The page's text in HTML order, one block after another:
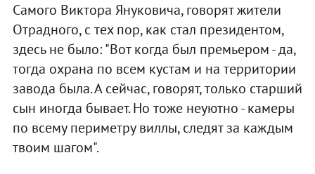
Самого Виктора Януковича, говорят жители
Отрадного, с тех пор, как стал президентом,
здесь не было: "Вот когда был премьером - да,
тогда охрана по всем кустам и на территории
завода была. А сейчас, говорят, только старший
сын иногда бывает. Но тоже неуютно - камеры
по всему периметру виллы, следят за каждым
твоим шагом".